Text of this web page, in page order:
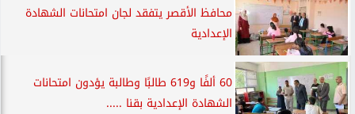
محافظ الأقصر يتفقد لجان امتحانات الشهادة
الإعدادية
60 ألفًا و619 طالبًا وطالبة يؤدون امتحانات
الشهادة الإعدادية بقنا .....